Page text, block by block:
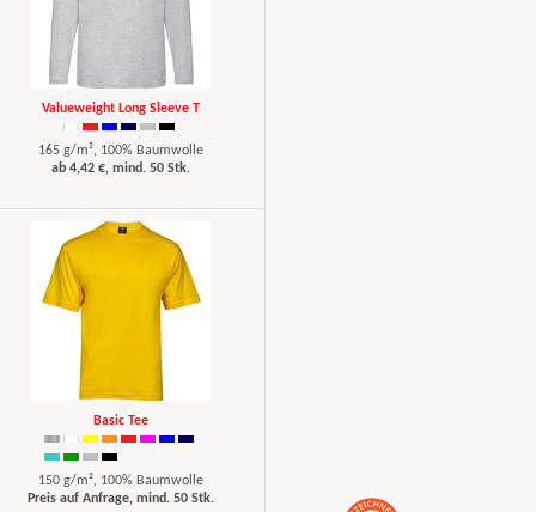
Valueweight Long Sleeve T
165 g/m², 100% Baumwolle
ab 4,42 €, mind. 50 Stk.
Basic Tee
150 g/m², 100% Baumwolle
Preis auf Anfrage, mind. 50 Stk.